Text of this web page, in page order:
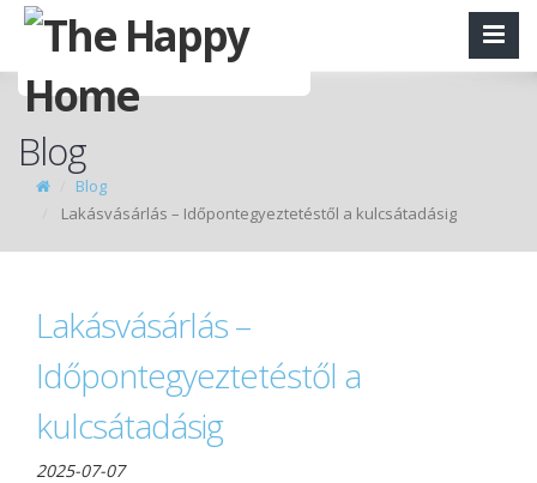
Blog
Blog
Lakásvásárlás – Időpontegyeztetéstől a kulcsátadásig
Lakásvásárlás –
Időpontegyeztetéstől a
kulcsátadásig
2025-07-07